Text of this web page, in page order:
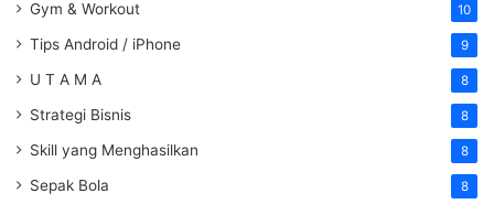
Gym & Workout 10
Tips Android / iPhone 9
U T A M A 8
Strategi Bisnis 8
Skill yang Menghasilkan 8
Sepak Bola 8